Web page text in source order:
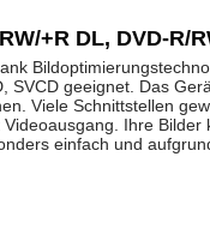
+R DL, DVD-R/
SVCD geeignet. Das
Viele Schnittstellen
Ihre
einfach und